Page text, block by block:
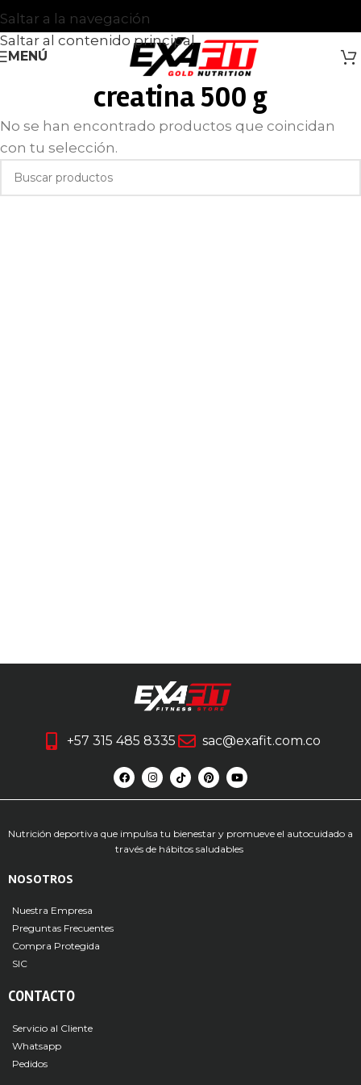
Saltar a la navegación
Saltar al contenido principal
MENÚ
creatina 500 g
No se han encontrado productos que coincidan
con tu selección.
+57 315 485 8335 sac@exafit.com.co
Nutrición deportiva que impulsa tu bienestar y promueve el autocuidado a
través de hábitos saludables
NOSOTROS
Nuestra Empresa
Preguntas Frecuentes
Compra Protegida
SIC
CONTACTO
Servicio al Cliente
Whatsapp
Pedidos